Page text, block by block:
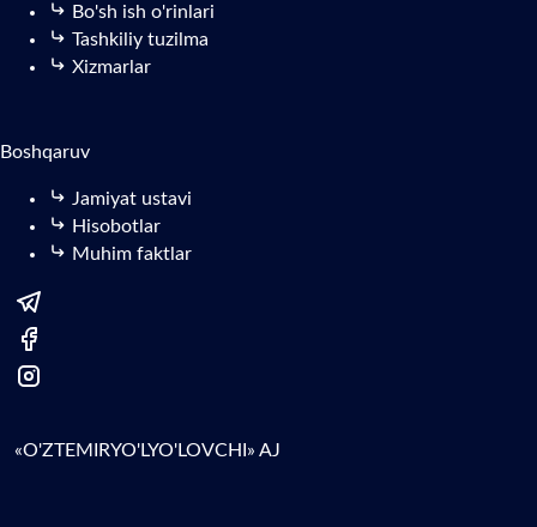
Bo'sh ish o'rinlari
Tashkiliy tuzilma
Xizmarlar
Boshqaruv
Jamiyat ustavi
Hisobotlar
Muhim faktlar
«O'ZTEMIRYO'LYO'LOVCHI» AJ